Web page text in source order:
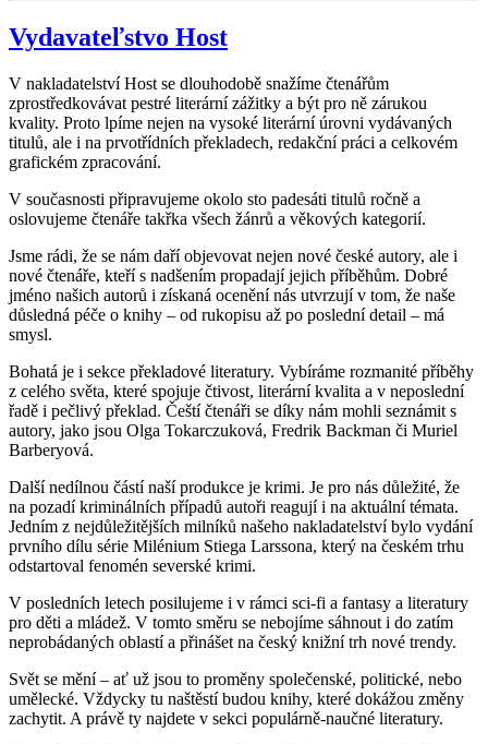
Vydavateľstvo Host
V nakladatelství Host se dlouhodobě snažíme čtenářům
zprostředkovávat pestré literární zážitky a být pro ně zárukou
kvality. Proto lpíme nejen na vysoké literární úrovni vydávaných
titulů, ale i na prvotřídních překladech, redakční práci a celkovém
grafickém zpracování.
V současnosti připravujeme okolo sto padesáti titulů ročně a
oslovujeme čtenáře takřka všech žánrů a věkových kategorií.
Jsme rádi, že se nám daří objevovat nejen nové české autory, ale i
nové čtenáře, kteří s nadšením propadají jejich příběhům. Dobré
jméno našich autorů i získaná ocenění nás utvrzují v tom, že naše
důsledná péče o knihy – od rukopisu až po poslední detail – má
smysl.
Bohatá je i sekce překladové literatury. Vybíráme rozmanité příběhy
z celého světa, které spojuje čtivost, literární kvalita a v neposlední
řadě i pečlivý překlad. Čeští čtenáři se díky nám mohli seznámit s
autory, jako jsou Olga Tokarczuková, Fredrik Backman či Muriel
Barberyová.
Další nedílnou částí naší produkce je krimi. Je pro nás důležité, že
na pozadí kriminálních případů autoři reagují i na aktuální témata.
Jedním z nejdůležitějších milníků našeho nakladatelství bylo vydání
prvního dílu série Milénium Stiega Larssona, který na českém trhu
odstartoval fenomén severské krimi.
V posledních letech posilujeme i v rámci sci-fi a fantasy a literatury
pro děti a mládež. V tomto směru se nebojíme sáhnout i do zatím
neprobádaných oblastí a přinášet na český knižní trh nové trendy.
Svět se mění – ať už jsou to proměny společenské, politické, nebo
umělecké. Vždycky tu naštěstí budou knihy, které dokážou změny
zachytit. A právě ty najdete v sekci populárně-naučné literatury.